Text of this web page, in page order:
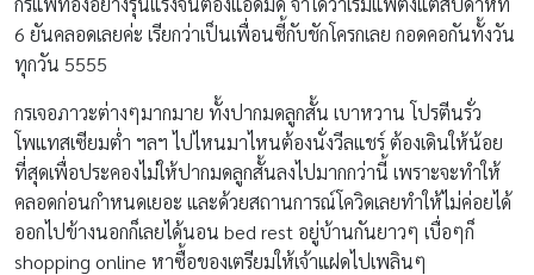
6 ยันคลอดเลยค่ะ เรียกว่าเป็นเพื่อนซี้กับชักโครกเลย กอดคอกันทั้งวัน
ทุกวัน 5555
กรเจอภาวะต่างๆมากมาย ทั้งปากมดลูกสั้น เบาหวาน โปรตีนรั่ว
โพแทสเซียมต่ำ ฯลฯ ไปไหนมาไหนต้องนั่งวีลแชร์ ต้องเดินให้น้อย
ที่สุดเพื่อประคองไม่ให้ปากมดลูกสั้นลงไปมากกว่านี้ เพราะจะทำให้
คลอดก่อนกำหนดเยอะ และด้วยสถานการณ์โควิดเลยทำให้ไม่ค่อยได้
ออกไปข้างนอกก็เลยได้นอน bed rest อยู่บ้านกันยาวๆ เบื่อๆก็
shopping online หาซื้อของเตรียมให้เจ้าแฝดไปเพลินๆ